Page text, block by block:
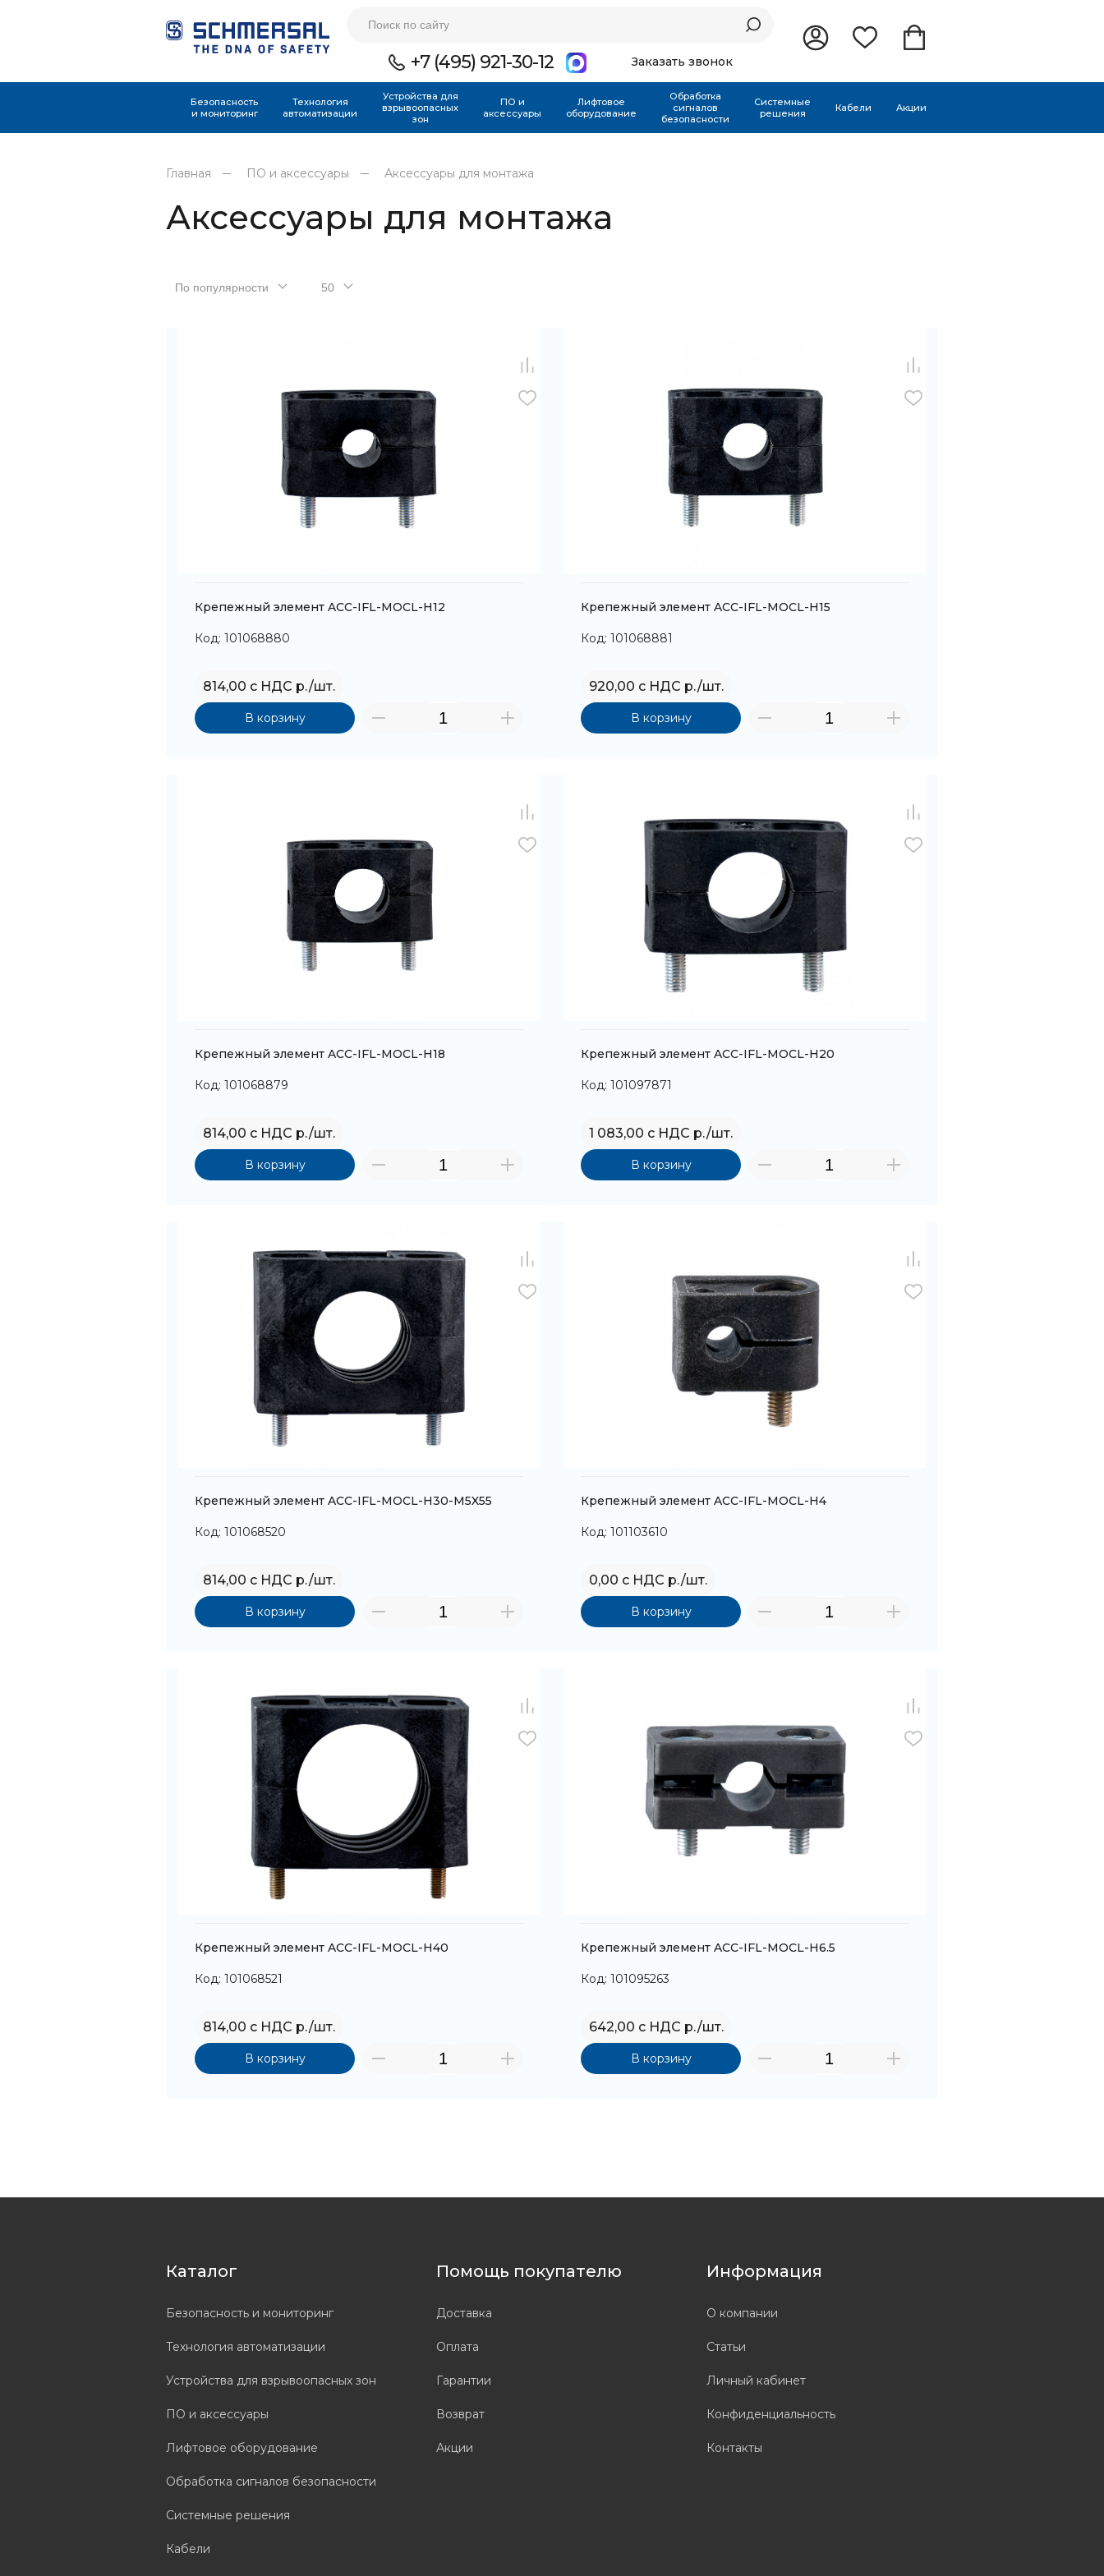
+7 (495) 921-30-12 Заказать звонок
Безопасность
и мониторинг
Технология
автоматизации
Устройства для
взрывоопасных
зон
ПО и
аксессуары
Лифтовое
оборудование
Обработка
сигналов
безопасности
Системные
решения
Кабели Акции
Главная ПО и аксессуары Аксессуары для монтажа
Аксессуары для монтажа
По популярности 50
Крепежный элемент ACC-IFL-MOCL-H12
Код: 101068880
814,00 с НДС р./шт.
В корзину
Крепежный элемент ACC-IFL-MOCL-H15
Код: 101068881
920,00 с НДС р./шт.
В корзину
Крепежный элемент ACC-IFL-MOCL-H18
Код: 101068879
814,00 с НДС р./шт.
В корзину
Крепежный элемент ACC-IFL-MOCL-H20
Код: 101097871
1 083,00 с НДС р./шт.
В корзину
Крепежный элемент ACC-IFL-MOCL-H30-M5X55
Код: 101068520
814,00 с НДС р./шт.
В корзину
Крепежный элемент ACC-IFL-MOCL-H4
Код: 101103610
0,00 с НДС р./шт.
В корзину
Крепежный элемент ACC-IFL-MOCL-H40
Код: 101068521
814,00 с НДС р./шт.
В корзину
Крепежный элемент ACC-IFL-MOCL-H6.5
Код: 101095263
642,00 с НДС р./шт.
В корзину
Каталог
Безопасность и мониторинг
Технология автоматизации
Устройства для взрывоопасных зон
ПО и аксессуары
Лифтовое оборудование
Обработка сигналов безопасности
Системные решения
Кабели
Помощь покупателю
Доставка
Оплата
Гарантии
Возврат
Акции
Информация
О компании
Статьи
Личный кабинет
Конфиденциальность
Контакты